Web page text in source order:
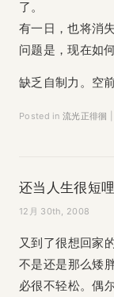
了。
有一日，也将消
问题是，现在如
缺乏自制力。空
Posted in 流光正徘徊
还当人生很短哩
12月 30th, 2008
又到了很想回家
不是还是那么矮
必很不轻松。偶